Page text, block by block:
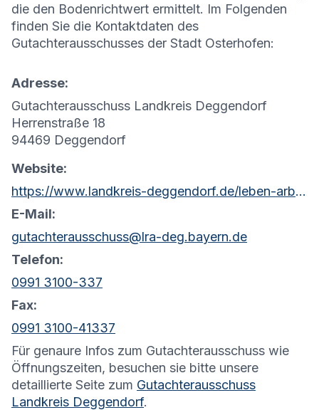
die den Bodenrichtwert ermittelt. Im Folgenden
finden Sie die Kontaktdaten des
Gutachterausschusses der Stadt Osterhofen:
Adresse:
Gutachterausschuss Landkreis Deggendorf
Herrenstraße 18
94469 Deggendorf
Website:
https://www.landkreis-deggendorf.de/leben-arbeiten/bauen/bauamt/?wertermittlung-gutachterausschuss&orga=74032
E-Mail:
gutachterausschuss@lra-deg.bayern.de
Telefon:
0991 3100-337
Fax:
0991 3100-41337
Für genaure Infos zum Gutachterausschuss wie
Öffnungszeiten, besuchen sie bitte unsere
detaillierte Seite zum Gutachterausschuss
Landkreis Deggendorf.